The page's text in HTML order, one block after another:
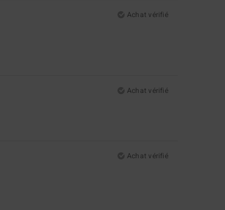
Achat vérifié
Achat vérifié
Achat vérifié